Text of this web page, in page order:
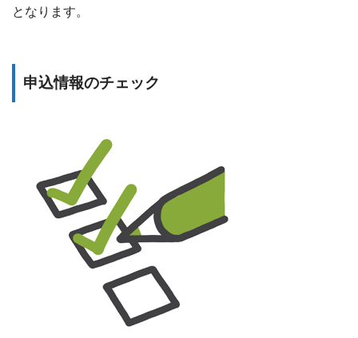
となります。
申込情報のチェック